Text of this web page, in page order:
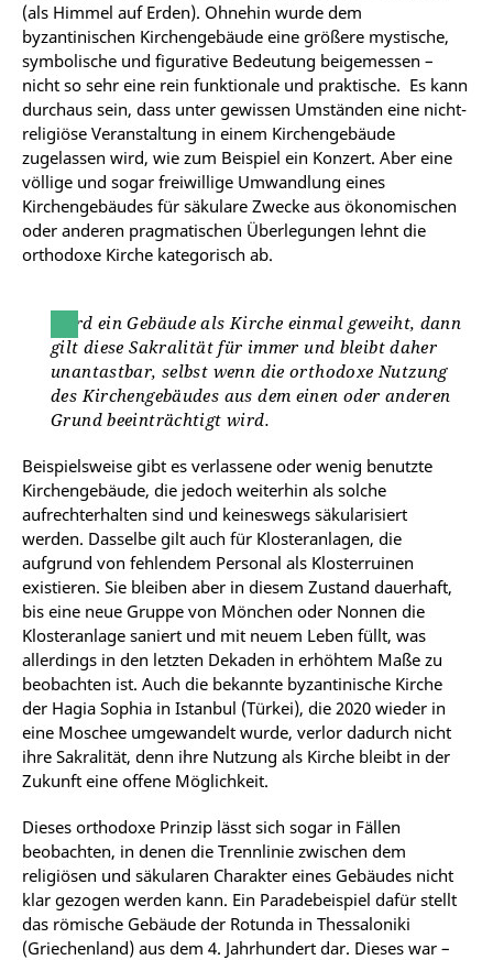
(als Himmel auf Erden). Ohnehin wurde dem
byzantinischen Kirchengebäude eine größere mystische,
symbolische und figurative Bedeutung beigemessen –
nicht so sehr eine rein funktionale und praktische. Es kann
durchaus sein, dass unter gewissen Umständen eine nicht-
religiöse Veranstaltung in einem Kirchengebäude
zugelassen wird, wie zum Beispiel ein Konzert. Aber eine
völlige und sogar freiwillige Umwandlung eines
Kirchengebäudes für säkulare Zwecke aus ökonomischen
oder anderen pragmatischen Überlegungen lehnt die
orthodoxe Kirche kategorisch ab.
Wird ein Gebäude als Kirche einmal geweiht, dann
gilt diese Sakralität für immer und bleibt daher
unantastbar, selbst wenn die orthodoxe Nutzung
des Kirchengebäudes aus dem einen oder anderen
Grund beeinträchtigt wird.
Beispielsweise gibt es verlassene oder wenig benutzte
Kirchengebäude, die jedoch weiterhin als solche
aufrechterhalten sind und keineswegs säkularisiert
werden. Dasselbe gilt auch für Klosteranlagen, die
aufgrund von fehlendem Personal als Klosterruinen
existieren. Sie bleiben aber in diesem Zustand dauerhaft,
bis eine neue Gruppe von Mönchen oder Nonnen die
Klosteranlage saniert und mit neuem Leben füllt, was
allerdings in den letzten Dekaden in erhöhtem Maße zu
beobachten ist. Auch die bekannte byzantinische Kirche
der Hagia Sophia in Istanbul (Türkei), die 2020 wieder in
eine Moschee umgewandelt wurde, verlor dadurch nicht
ihre Sakralität, denn ihre Nutzung als Kirche bleibt in der
Zukunft eine offene Möglichkeit.
Dieses orthodoxe Prinzip lässt sich sogar in Fällen
beobachten, in denen die Trennlinie zwischen dem
religiösen und säkularen Charakter eines Gebäudes nicht
klar gezogen werden kann. Ein Paradebeispiel dafür stellt
das römische Gebäude der Rotunda in Thessaloniki
(Griechenland) aus dem 4. Jahrhundert dar. Dieses war –